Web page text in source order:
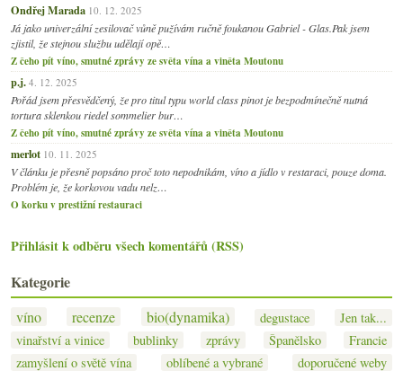
Ondřej Marada 10. 12. 2025
Já jako univerzální zesilovač vůně pužívám ručně foukanou Gabriel - Glas.Pak jsem
zjistil, že stejnou službu udělají opě…
Z čeho pít víno, smutné zprávy ze světa vína a viněta Moutonu
p.j. 4. 12. 2025
Pořád jsem přesvědčený, že pro titul typu world class pinot je bezpodmínečně nutná
tortura sklenkou riedel sommelier bur…
Z čeho pít víno, smutné zprávy ze světa vína a viněta Moutonu
merlot 10. 11. 2025
V článku je přesně popsáno proč toto nepodnikám, víno a jídlo v restaraci, pouze doma.
Problém je, že korkovou vadu nelz…
O korku v prestižní restauraci
Přihlásit k odběru všech komentářů (RSS)
Kategorie
víno recenze bio(dynamika) degustace
Jen tak...
vinařství a vinice
bublinky zprávy Španělsko
Francie
zamyšlení o světě vína
oblíbené a vybrané
doporučené weby